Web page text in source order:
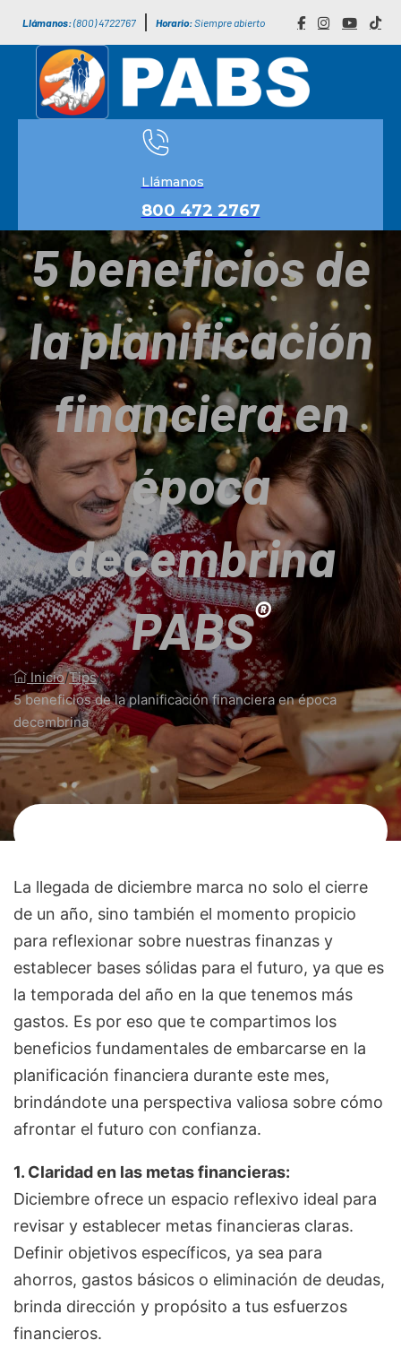
Llámanos:(800) 4722767 Horario:Siempre abierto
Llámanos
800 472 2767
5 beneficios de
la planificación
financiera en
época
decembrina
PABS®
Inicio/Tips/
5 beneficios de la planificación financiera en época
decembrina
La llegada de diciembre marca no solo el cierre
de un año, sino también el momento propicio
para reflexionar sobre nuestras finanzas y
establecer bases sólidas para el futuro, ya que es
la temporada del año en la que tenemos más
gastos. Es por eso que te compartimos los
beneficios fundamentales de embarcarse en la
planificación financiera durante este mes,
brindándote una perspectiva valiosa sobre cómo
afrontar el futuro con confianza.
1. Claridad en las metas financieras:
Diciembre ofrece un espacio reflexivo ideal para
revisar y establecer metas financieras claras.
Definir objetivos específicos, ya sea para
ahorros, gastos básicos o eliminación de deudas,
brinda dirección y propósito a tus esfuerzos
financieros.